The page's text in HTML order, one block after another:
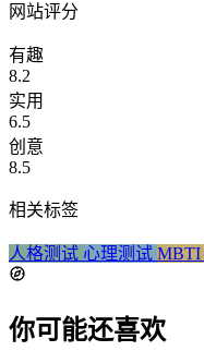
网站评分
有趣
8.2
实用
6.5
创意
8.5
相关标签
人格测试 心理测试 MBTI
你可能还喜欢